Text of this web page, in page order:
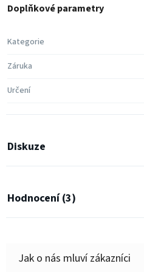
Doplňkové parametry
Kategorie
Záruka
Určení
Diskuze
Hodnocení (3)